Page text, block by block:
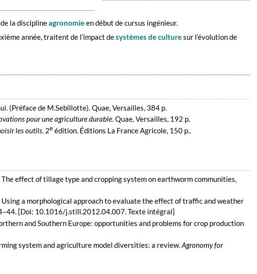
de la disciplineagronomieen début de cursus ingénieur.
année, traitent de l’impact desystèmes de culturesur l’évolution de
. (Préface de M.Sebillotte). Quae, Versailles, 384 p.
pour une agriculture durable. Quae, Versailles, 192 p.
les outils. 2eédition. Éditions La France Agricole, 150 p..
The effect of tillage type and cropping system on earthworm communities,
Using a morphological approach to evaluate the effect of traffic and weather
[Doi: 10.1016/j.still.2012.04.007. Texte intégral]
and Southern Europe: opportunities and problems for crop production
system and agriculture model diversities: a review.Agronomy for